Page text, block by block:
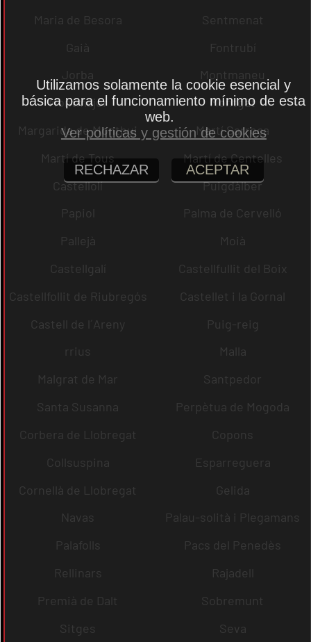
Maria de Besora
Sentmenat
Gaià
Fontrubí
Jorba
Montmaneu
Montmajor
Montgat
Margarida de Montbui
Martí Sarroca
Martí de Tous
Martí de Centelles
Castellolí
Puigdàlber
Papiol
Palma de Cervelló
Pallejà
Moià
Castellgalí
Castellfullit del Boix
Castellfollit de Riubregós
Castellet i la Gornal
Castell de l´Areny
Puig-reig
rrius
Malla
Malgrat de Mar
Santpedor
Santa Susanna
Perpètua de Mogoda
Corbera de Llobregat
Copons
Collsuspina
Esparreguera
Cornellà de Llobregat
Gelida
Navas
Palau-solità i Plegamans
Palafolls
Pacs del Penedès
Rellinars
Rajadell
Premià de Dalt
Sobremunt
Sitges
Seva
Utilizamos solamente la cookie esencial y
básica para el funcionamiento mínimo de esta
web.
Ver políticas y gestión de cookies
RECHAZAR ACEPTAR